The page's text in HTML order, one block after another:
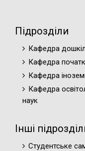
Підрозділи
Кафедра
Кафедра
Кафедра
Кафедра
наук
Інші
Студентське